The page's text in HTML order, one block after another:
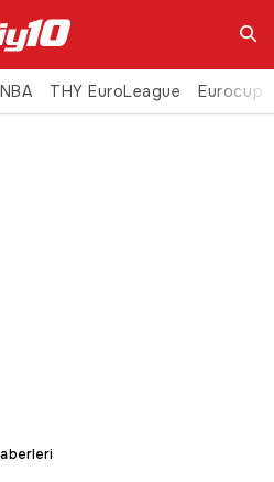
Ara
NBA THY EuroLeague Eurocup